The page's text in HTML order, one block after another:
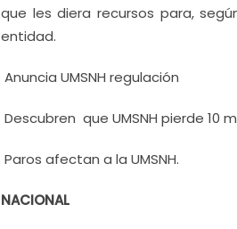
que les diera recursos para,
entidad.
Anuncia UMSNH regulación
Descubren que UMSNH pierde 10
Paros afectan a la UMSNH.
NACIONAL